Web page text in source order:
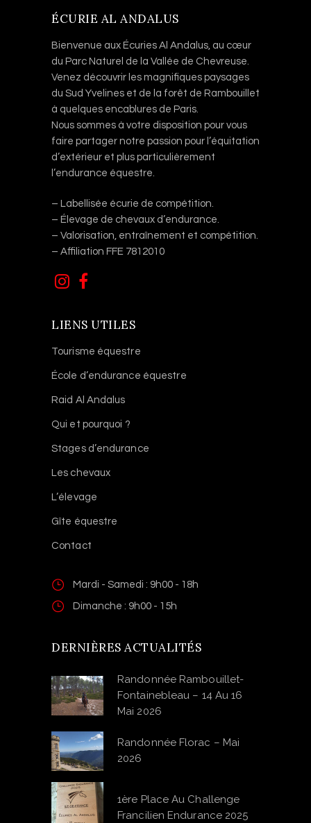
ÉCURIE AL ANDALUS
Bienvenue aux Écuries Al Andalus, au cœur
du Parc Naturel de la Vallée de Chevreuse.
Venez découvrir les magnifiques paysages
du Sud Yvelines et de la forêt de Rambouillet
à quelques encablures de Paris.
Nous sommes à votre disposition pour vous
faire partager notre passion pour l’équitation
d’extérieur et plus particulièrement
l’endurance équestre.
– Labellisée écurie de compétition.
– Élevage de chevaux d’endurance.
– Valorisation, entraînement et compétition.
– Affiliation FFE 7812010
LIENS UTILES
Tourisme équestre
École d’endurance équestre
Raid Al Andalus
Qui et pourquoi ?
Stages d’endurance
Les chevaux
L’élevage
Gîte équestre
Contact
Mardi - Samedi : 9h00 - 18h
Dimanche : 9h00 - 15h
DERNIÈRES ACTUALITÉS
Randonnée Rambouillet-
Fontainebleau – 14 Au 16
Mai 2026
Randonnée Florac – Mai
2026
1ère Place Au Challenge
Francilien Endurance 2025